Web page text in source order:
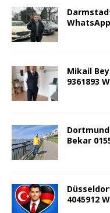
WhatsApp
Mikail Bey
9361893
Bekar
4045912